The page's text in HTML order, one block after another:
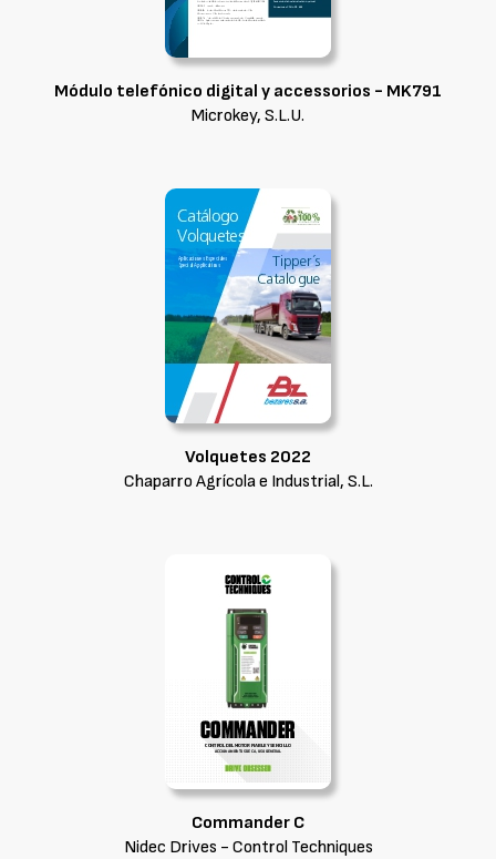
Módulo telefónico digital y accessorios - MK791
Microkey, S.L.U.
Volquetes 2022
Chaparro Agrícola e Industrial, S.L.
Commander C
Nidec Drives - Control Techniques